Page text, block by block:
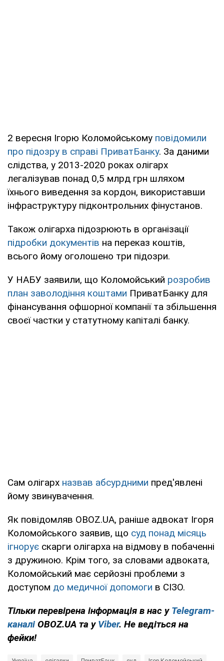
2 вересня Ігорю Коломойському повідомили
про підозру в справі ПриватБанку. За даними
слідства, у 2013-2020 роках олігарх
легалізував понад 0,5 млрд грн шляхом
їхнього виведення за кордон, використавши
інфраструктуру підконтрольних фінустанов.
Також олігарха підозрюють в організації
підробки документів на переказ коштів,
всього йому оголошено три підозри.
У НАБУ заявили, що Коломойський розробив
план заволодіння коштами ПриватБанку для
фінансування офшорної компанії та збільшення
своєї частки у статутному капіталі банку.
Сам олігарх назвав абсурдними пред'явлені
йому звинувачення.
Як повідомляв OBOZ.UA, раніше адвокат Ігоря
Коломойського заявив, що суд понад місяць
ігнорує скарги олігарха на відмову в побаченні
з дружиною. Крім того, за словами адвоката,
Коломойський має серйозні проблеми з
доступом до медичної допомоги в СІЗО.
Тільки перевірена інформація в нас у Telegram-
каналі OBOZ.UA та у Viber. Не ведіться на
фейки!